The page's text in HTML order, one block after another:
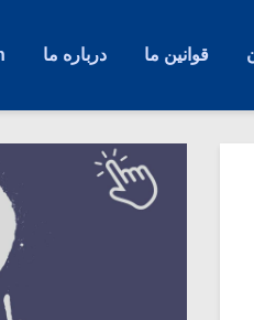
قوانین ما درباره ما